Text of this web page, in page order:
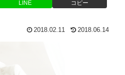
LINE コピー
2018.02.11 2018.06.14